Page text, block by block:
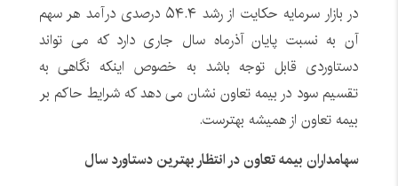
در بازار سرمایه حکایت از رشد ۵۴.۴ درصدی درآمد هر سهم
آن به نسبت پایان آذرماه سال جاری دارد که می تواند
دستاوردی قابل توجه باشد به خصوص اینکه نگاهی به
تقسیم سود در بیمه تعاون نشان می دهد که شرایط حاکم بر
بیمه تعاون از همیشه بهترست.
سهامداران بیمه تعاون در انتظار بهترین دستاورد سال